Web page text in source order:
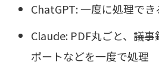
ChatGPT: 一度に処理で
Claude: PDF丸ごと、議
ポートなどを一度で処理